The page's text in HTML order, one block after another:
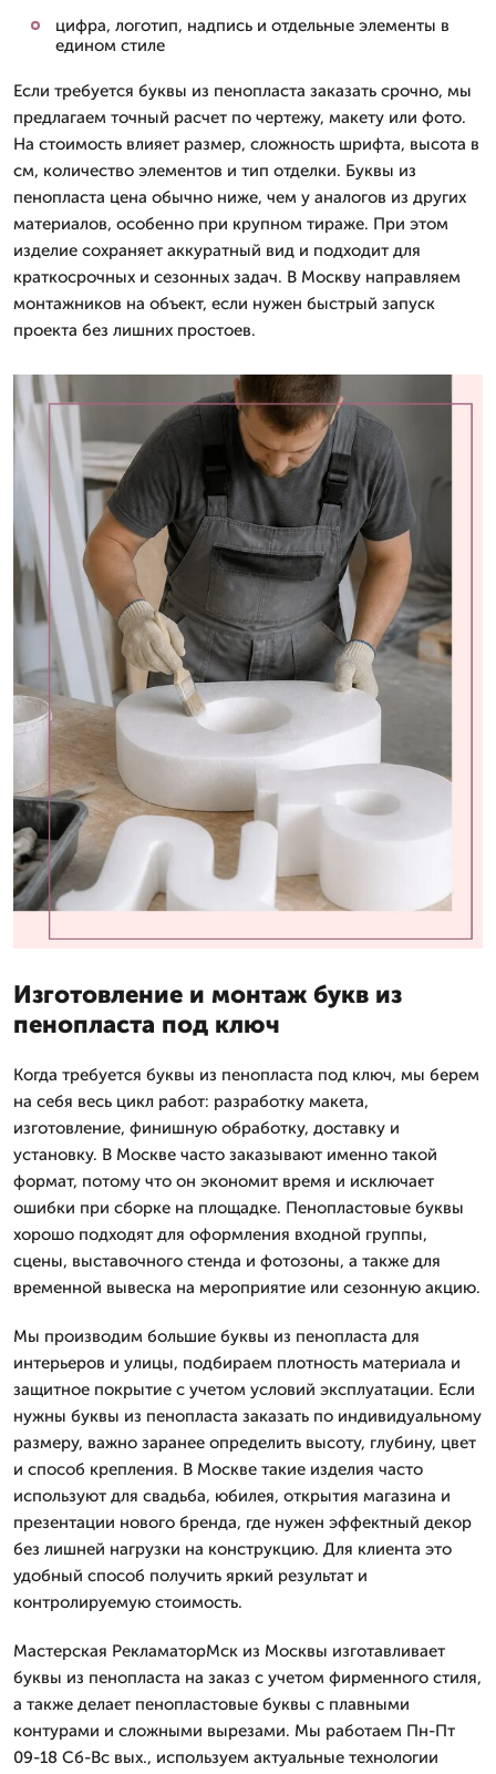
цифра, логотип, надпись и отдельные элементы в
едином стиле
Если требуется буквы из пенопласта заказать срочно, мы
предлагаем точный расчет по чертежу, макету или фото.
На стоимость влияет размер, сложность шрифта, высота в
см, количество элементов и тип отделки. Буквы из
пенопласта цена обычно ниже, чем у аналогов из других
материалов, особенно при крупном тираже. При этом
изделие сохраняет аккуратный вид и подходит для
краткосрочных и сезонных задач. В Москву направляем
монтажников на объект, если нужен быстрый запуск
проекта без лишних простоев.
Изготовление и монтаж букв из
пенопласта под ключ
Когда требуется буквы из пенопласта под ключ, мы берем
на себя весь цикл работ: разработку макета,
изготовление, финишную обработку, доставку и
установку. В Москве часто заказывают именно такой
формат, потому что он экономит время и исключает
ошибки при сборке на площадке. Пенопластовые буквы
хорошо подходят для оформления входной группы,
сцены, выставочного стенда и фотозоны, а также для
временной вывеска на мероприятие или сезонную акцию.
Мы производим большие буквы из пенопласта для
интерьеров и улицы, подбираем плотность материала и
защитное покрытие с учетом условий эксплуатации. Если
нужны буквы из пенопласта заказать по индивидуальному
размеру, важно заранее определить высоту, глубину, цвет
и способ крепления. В Москве такие изделия часто
используют для свадьба, юбилея, открытия магазина и
презентации нового бренда, где нужен эффектный декор
без лишней нагрузки на конструкцию. Для клиента это
удобный способ получить яркий результат и
контролируемую стоимость.
Мастерская РекламаторМск из Москвы изготавливает
буквы из пенопласта на заказ с учетом фирменного стиля,
а также делает пенопластовые буквы с плавными
контурами и сложными вырезами. Мы работаем Пн-Пт
09-18 Сб-Вс вых., используем актуальные технологии